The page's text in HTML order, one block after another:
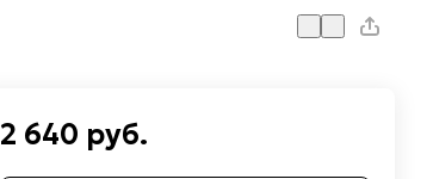
2 640 руб.